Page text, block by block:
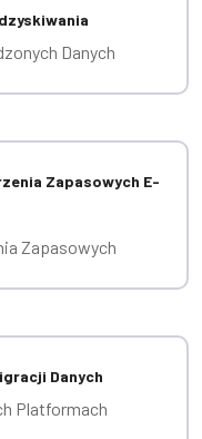
Danych
Zapasowych E-
Zapasowych
Danych
Platformach